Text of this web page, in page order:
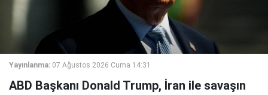
Yayınlanma: 07 Ağustos 2026 Cuma 14:31
ABD Başkanı Donald Trump, İran ile savaşın